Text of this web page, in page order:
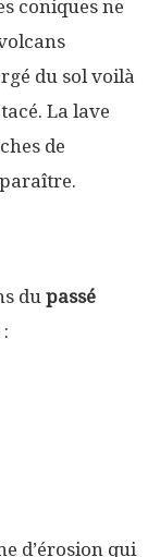
coniques ne
du sol voilà
La lave
de
du passé
:
d’érosion qui